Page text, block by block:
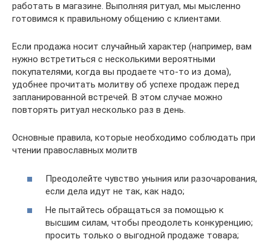
работать в магазине. Выполняя ритуал, мы мысленно
готовимся к правильному общению с клиентами.
Если продажа носит случайный характер (например, вам
нужно встретиться с несколькими вероятными
покупателями, когда вы продаете что-то из дома),
удобнее прочитать молитву об успехе продаж перед
запланированной встречей. В этом случае можно
повторять ритуал несколько раз в день.
Основные правила, которые необходимо соблюдать при
чтении православных молитв
Преодолейте чувство уныния или разочарования,
если дела идут не так, как надо;
Не пытайтесь обращаться за помощью к
высшим силам, чтобы преодолеть конкуренцию;
просить только о выгодной продаже товара;